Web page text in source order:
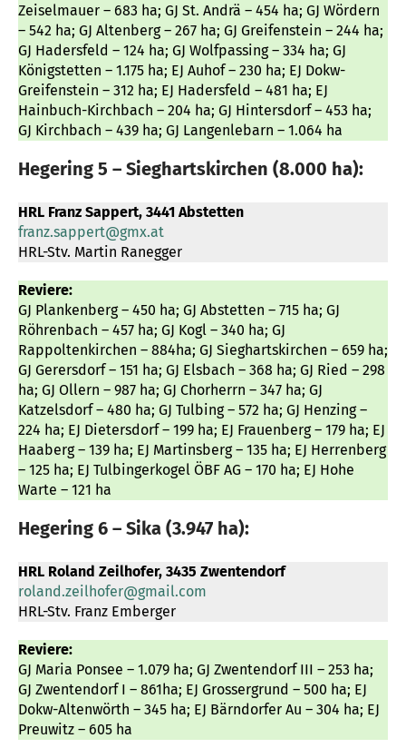
Zeiselmauer – 683 ha; GJ St. Andrä – 454 ha; GJ Wördern
– 542 ha; GJ Altenberg – 267 ha; GJ Greifenstein – 244 ha;
GJ Hadersfeld – 124 ha; GJ Wolfpassing – 334 ha; GJ
Königstetten – 1.175 ha; EJ Auhof – 230 ha; EJ Dokw-
Greifenstein – 312 ha; EJ Hadersfeld – 481 ha; EJ
Hainbuch-Kirchbach – 204 ha; GJ Hintersdorf – 453 ha;
GJ Kirchbach – 439 ha; GJ Langenlebarn – 1.064 ha
Hegering 5 – Sieghartskirchen (8.000 ha):
HRL Franz Sappert, 3441 Abstetten
franz.sappert@gmx.at
HRL-Stv. Martin Ranegger
Reviere:
GJ Plankenberg – 450 ha; GJ Abstetten – 715 ha; GJ
Röhrenbach – 457 ha; GJ Kogl – 340 ha; GJ
Rappoltenkirchen – 884ha; GJ Sieghartskirchen – 659 ha;
GJ Gerersdorf – 151 ha; GJ Elsbach – 368 ha; GJ Ried – 298
ha; GJ Ollern – 987 ha; GJ Chorherrn – 347 ha; GJ
Katzelsdorf – 480 ha; GJ Tulbing – 572 ha; GJ Henzing –
224 ha; EJ Dietersdorf – 199 ha; EJ Frauenberg – 179 ha; EJ
Haaberg – 139 ha; EJ Martinsberg – 135 ha; EJ Herrenberg
– 125 ha; EJ Tulbingerkogel ÖBF AG – 170 ha; EJ Hohe
Warte – 121 ha
Hegering 6 – Sika (3.947 ha):
HRL Roland Zeilhofer, 3435 Zwentendorf
roland.zeilhofer@gmail.com
HRL-Stv. Franz Emberger
Reviere:
GJ Maria Ponsee – 1.079 ha; GJ Zwentendorf III – 253 ha;
GJ Zwentendorf I – 861ha; EJ Grossergrund – 500 ha; EJ
Dokw-Altenwörth – 345 ha; EJ Bärndorfer Au – 304 ha; EJ
Preuwitz – 605 ha